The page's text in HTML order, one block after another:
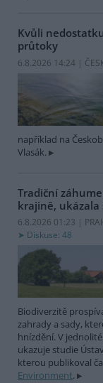
Kvůli
průtoky
6.8.2026 14:24 |
například na
Vlasák.
Tradiční
krajině, ukázala
6.8.2026 01:23 |
Diskuse: 48
Biodiverzitě
zahrady a sady,
hnízdění. V
ukazuje studie
kterou publikoval
Environment.